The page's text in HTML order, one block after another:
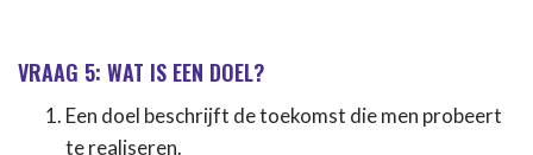
VRAAG 5: WAT IS EEN DOEL?
Een doel beschrijft de toekomst die men probeert
te realiseren.